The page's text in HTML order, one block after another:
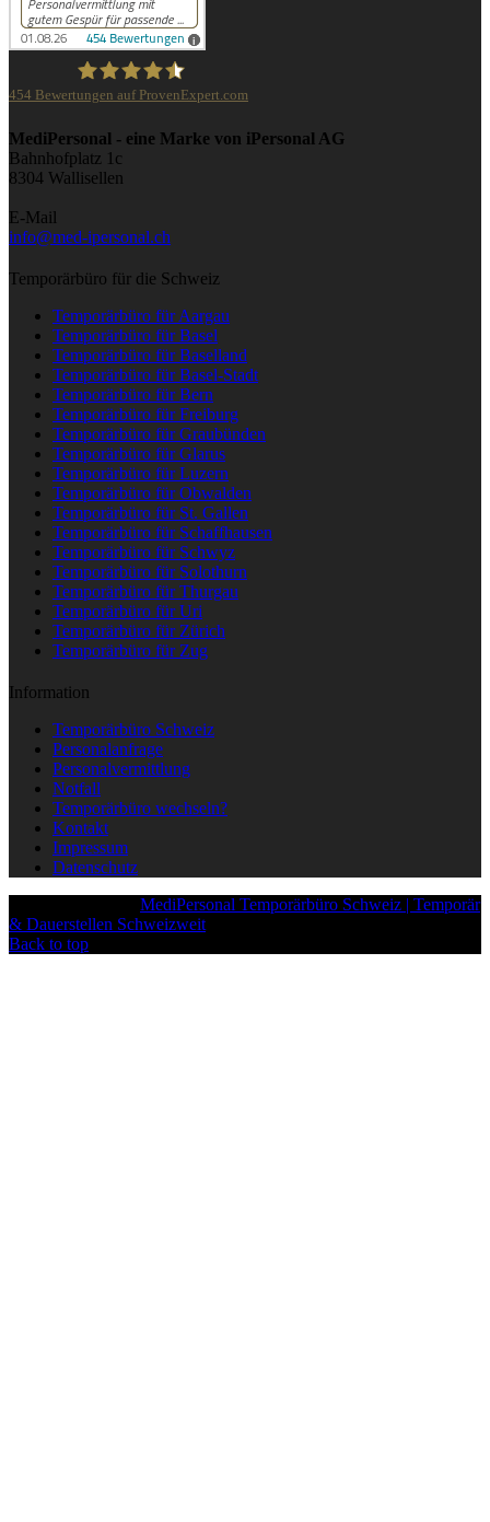
iPersonal
454 Bewertungen auf ProvenExpert.com
MediPersonal - eine Marke von iPersonal AG
Bahnhofplatz 1c
8304 Wallisellen
E-Mail
info@med-ipersonal.ch
Temporärbüro für die Schweiz
Temporärbüro für Aargau
Temporärbüro für Basel
Temporärbüro für Baselland
Temporärbüro für Basel-Stadt
Temporärbüro für Bern
Temporärbüro für Freiburg
Temporärbüro für Graubünden
Temporärbüro für Glarus
Temporärbüro für Luzern
Temporärbüro für Obwalden
Temporärbüro für St. Gallen
Temporärbüro für Schaffhausen
Temporärbüro für Schwyz
Temporärbüro für Solothurn
Temporärbüro für Thurgau
Temporärbüro für Uri
Temporärbüro für Zürich
Temporärbüro für Zug
Information
Temporärbüro Schweiz
Personalanfrage
Personalvermittlung
Notfall
Temporärbüro wechseln?
Kontakt
Impressum
Datenschutz
MediPersonal Temporärbüro Schweiz | Temporär
& Dauerstellen Schweizweit, All Rights Reserved.
Back to top